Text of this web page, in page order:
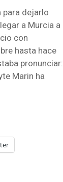
para dejarlo
a Murcia a
con
hasta hace
pronunciar:
Marin ha